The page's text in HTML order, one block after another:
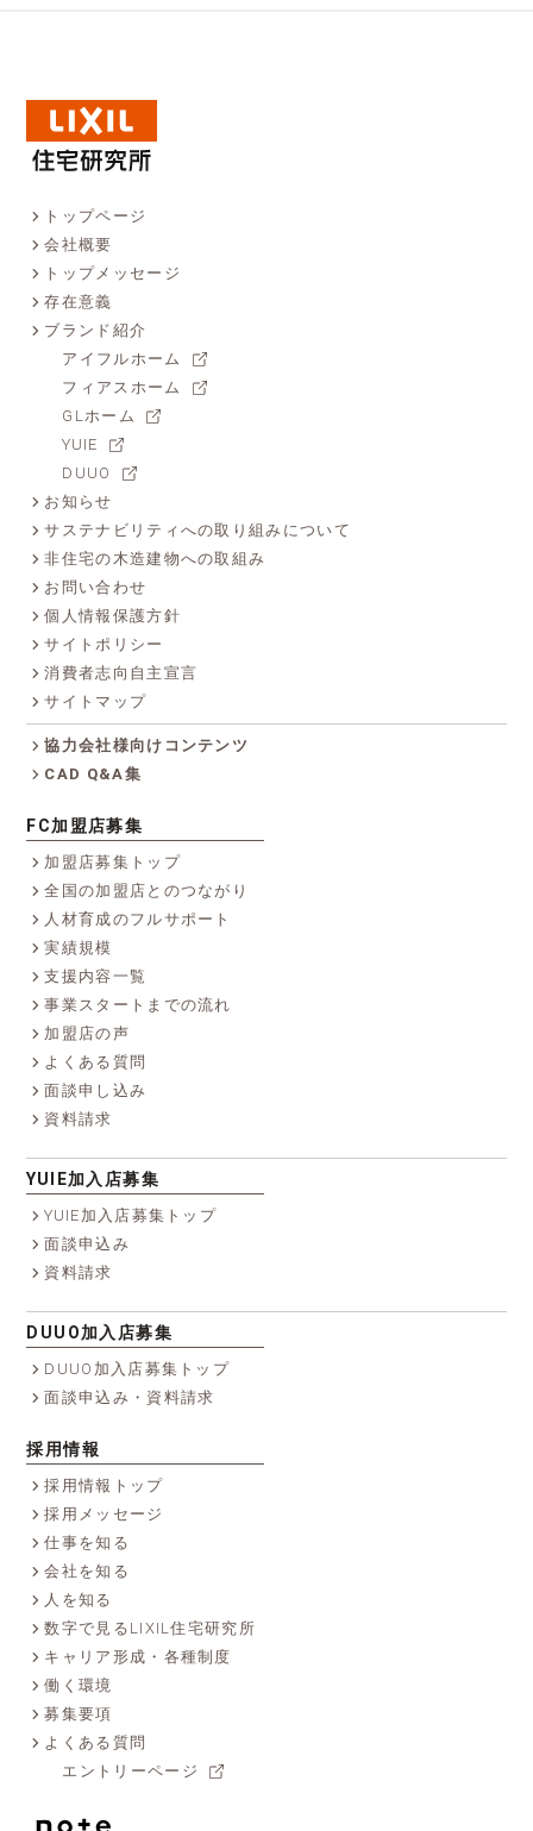
トップページ
会社概要
トップメッセージ
存在意義
ブランド紹介
アイフルホーム
フィアスホーム
GLホーム
YUIE
DUUO
お知らせ
サステナビリティへの取り組みについて
非住宅の木造建物への取組み
お問い合わせ
個人情報保護方針
サイトポリシー
消費者志向自主宣言
サイトマップ
協力会社様向けコンテンツ
CAD Q&A集
FC加盟店募集
加盟店募集トップ
全国の加盟店とのつながり
人材育成のフルサポート
実績規模
支援内容一覧
事業スタートまでの流れ
加盟店の声
よくある質問
面談申し込み
資料請求
YUIE加入店募集
YUIE加入店募集トップ
面談申込み
資料請求
DUUO加入店募集
DUUO加入店募集トップ
面談申込み・資料請求
採用情報
採用情報トップ
採用メッセージ
仕事を知る
会社を知る
人を知る
数字で見るLIXIL住宅研究所
キャリア形成・各種制度
働く環境
募集要項
よくある質問
エントリーページ